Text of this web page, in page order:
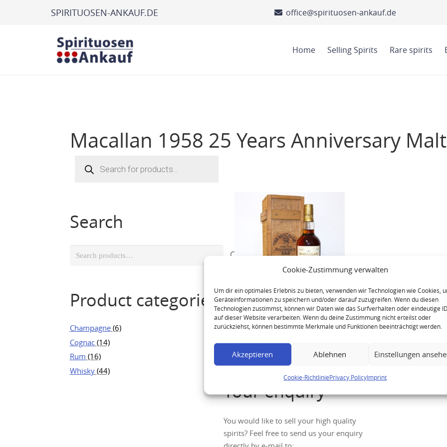
Cookie-Zustimmung verwalten
Um dir ein optimales Erlebnis zu bieten, verwenden wir Technologien wie Cookies,
Geräteinformationen zu speichern und/oder darauf zuzugreifen. Wenn du diesen
Technologien zustimmst, können wir Daten wie das Surfverhalten oder eindeutige
auf dieser Website verarbeiten. Wenn du deine Zustimmung nicht erteilst oder
zurückziehst, können bestimmte Merkmale und Funktionen beeinträchtigt werden.
Akzeptieren Ablehnen Einstellungen
Cookie-RichtliniePrivacy PolicyImprint
SPIRITUOSEN-ANKAUF.DE office@spirituosen-ankauf.de
Home Selling Spirits Rare spirits
Macallan 1958 25 Years Anniversary Malt
search
Search
Product categories
Champagne (6)
Cognac (14)
Rum (16)
Whisky (44)
Macallan 1958 25 Year Old
Anniversary Malt
Your enquiry
You would like to sell your high quality
spirits? Feel free to send us your enquiry